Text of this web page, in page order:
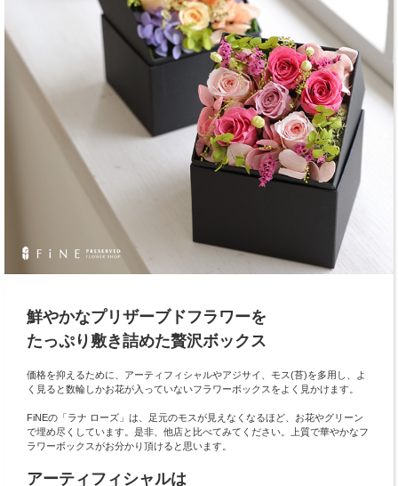
鮮やかなプリザーブドフラワーを
たっぷり敷き詰めた贅沢ボックス
価格を抑えるために、アーティフィシャルやアジサイ、モス(苔)を多用し、よ
く見ると数輪しかお花が入っていないフラワーボックスをよく見かけます。
FiNEの「ラナ ローズ」は、足元のモスが見えなくなるほど、お花やグリーン
で埋め尽くしています。是非、他店と比べてみてください。上質で華やかなフ
ラワーボックスがお分かり頂けると思います。
アーティフィシャルは